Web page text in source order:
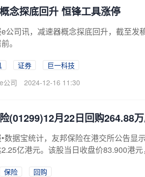
念探底回升 恒锋工具涨停
公司讯，减速器概念探底回升，截至
。
证券
巨一科技
公司
2024-12-16 11:30
(01299)12月22日回购264.88
数据宝统计，友邦保险在港交所公告
亿港元。该股当日收盘价83.900港
保险
回购